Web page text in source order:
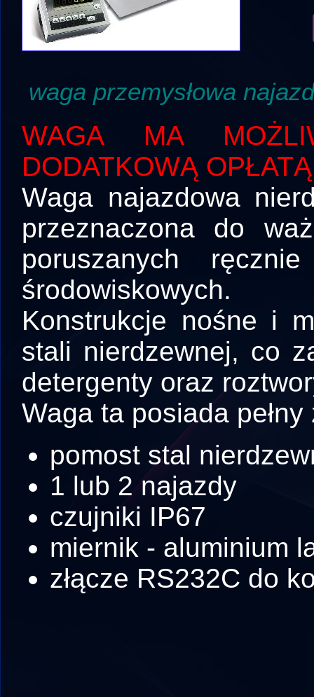
waga przemysłowa
WAGA MA
DODATKOWĄ OPŁATĄ
Waga najazdowa
przeznaczona do
poruszanych
środowiskowych.
Konstrukcje nośne i
stali nierdzewnej, co
detergenty oraz
Waga ta posiada
pomost stal
1 lub 2 najazdy
czujniki IP67
miernik - aluminium
złącze RS232C do